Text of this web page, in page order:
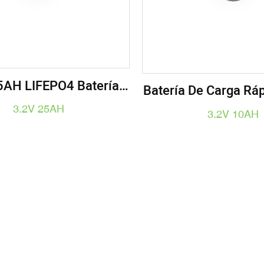
LIFEPO4 Batería
Celular - 4C Carga
3.2V 25AH
Batería De Carga
V Y 10 AH Para
3.2V 10AH